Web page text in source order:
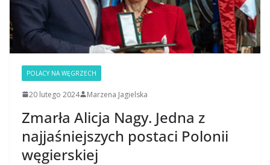
POLACY NA WĘGRZECH
20 lutego 2024 Marzena Jagielska
Zmarła Alicja Nagy. Jedna z
najjaśniejszych postaci Polonii
węgierskiej